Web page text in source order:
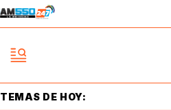
TEMAS DE HOY: